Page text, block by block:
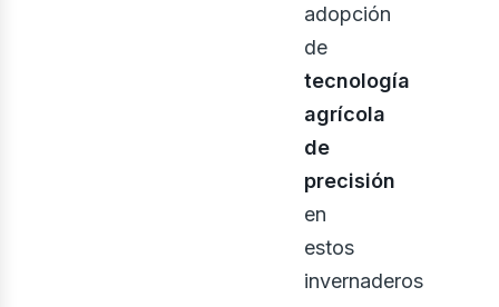
adopción
de
tecnología
agrícola
de
precisión
en
estos
invernaderos